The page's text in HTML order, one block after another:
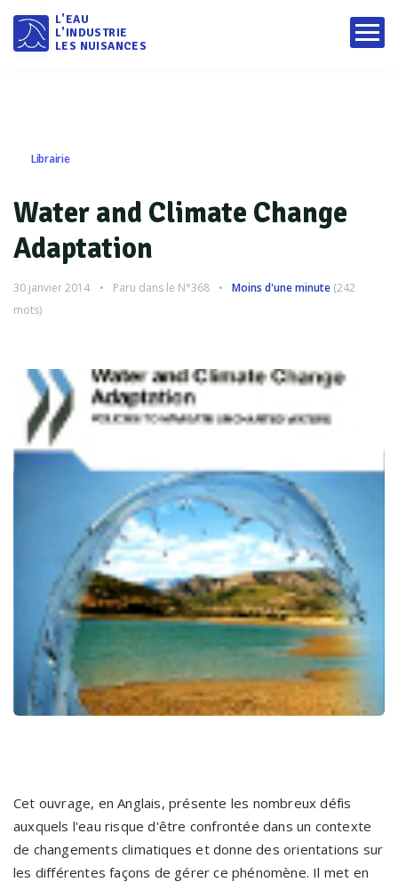
L'EAU
L'INDUSTRIE
LES NUISANCES
Librairie
Water and Climate Change
Adaptation
30 janvier 2014 Paru dans le N°368 Moins d'une minute (242
mots)
Cet ouvrage, en Anglais, présente les nombreux défis
auxquels l'eau risque d'être confrontée dans un contexte
de changements climatiques et donne des orientations sur
les différentes façons de gérer ce phénomène. Il met en